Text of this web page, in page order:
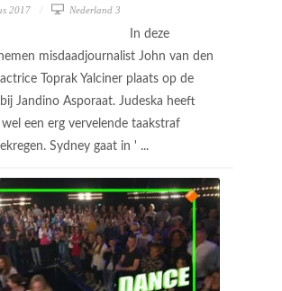
2017 Nederland 3
In deze
misdaadjournalist John van den
Toprak Yalciner plaats op de
Jandino Asporaat. Judeska heeft
een erg vervelende taakstraf
Sydney gaat in ' ...